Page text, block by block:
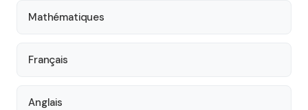
Mathématiques
Français
Anglais